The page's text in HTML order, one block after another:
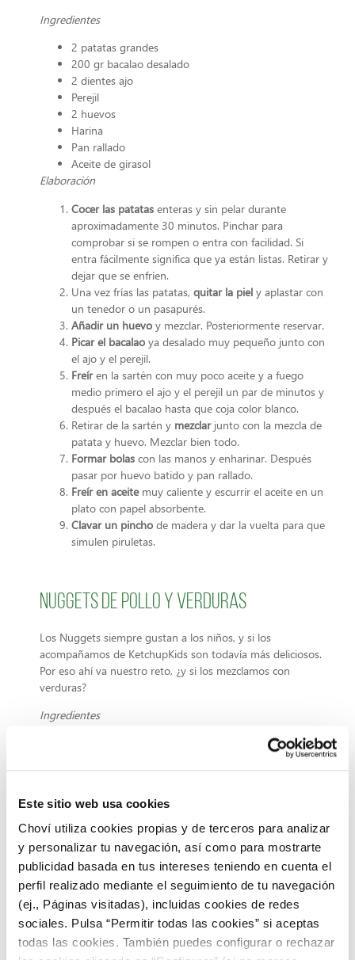
Este sitio web usa cookies
Choví utiliza cookies propias y de terceros para analizar
y personalizar tu navegación, así como para mostrarte
publicidad basada en tus intereses teniendo en cuenta el
perfil realizado mediante el seguimiento de tu navegación
(ej., Páginas visitadas), incluidas cookies de redes
sociales. Pulsa “Permitir todas las cookies” si aceptas
todas las cookies. También puedes configurar o rechazar
Ingredientes
2 patatas grandes
200 gr bacalao desalado
2 dientes ajo
Perejil
2 huevos
Harina
Pan rallado
Aceite de girasol
Elaboración
Cocer las patatas enteras y sin pelar durante
aproximadamente 30 minutos. Pinchar para
comprobar si se rompen o entra con facilidad. Si
entra fácilmente significa que ya están listas. Retirar y
dejar que se enfríen.
Una vez frías las patatas, quitar la piel y aplastar con
un tenedor o un pasapurés.
Añadir un huevo y mezclar. Posteriormente reservar.
Picar el bacalao ya desalado muy pequeño junto con
el ajo y el perejil.
Freíren la sartén con muy poco aceite y a fuego
medio primero el ajo y el perejil un par de minutos y
después el bacalao hasta que coja color blanco.
Retirar de la sartén y mezclarjunto con la mezcla de
patata y huevo. Mezclar bien todo.
Formar bolas con las manos y enharinar. Después
pasar por huevo batido y pan rallado.
Freír en aceitemuy caliente y escurrir el aceite en un
plato con papel absorbente.
Clavar un pincho de madera y dar la vuelta para que
simulen piruletas.
Nuggets de pollo y verduras
Los Nuggets siempre gustan a los niños, y si los
acompañamos de KetchupKids son todavía más deliciosos.
Por eso ahí va nuestro reto, ¿y si los mezclamos con
verduras?
Ingredientes
Pan rallado
Sal y pimienta
Elaboración
Picar el brócolien una picadora o con el cuchillo que
quede muy muy picado.
Mezclaren un bol el brócoli con un par de
cucharadas de queso de untar.
Añadirel pollo picado y salpimentar.Mezclar bien
todos los ingredientes.